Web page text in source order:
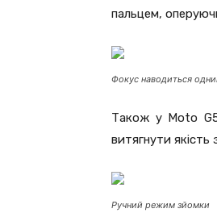
пальцем,
Фокус наводиться
Також у Moto
витягнути
Ручний режим зйомки